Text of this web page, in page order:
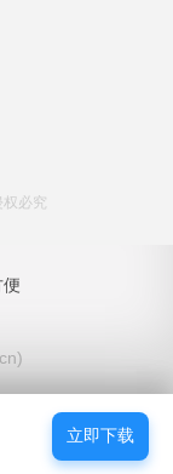
必究
立即下载
立即下载